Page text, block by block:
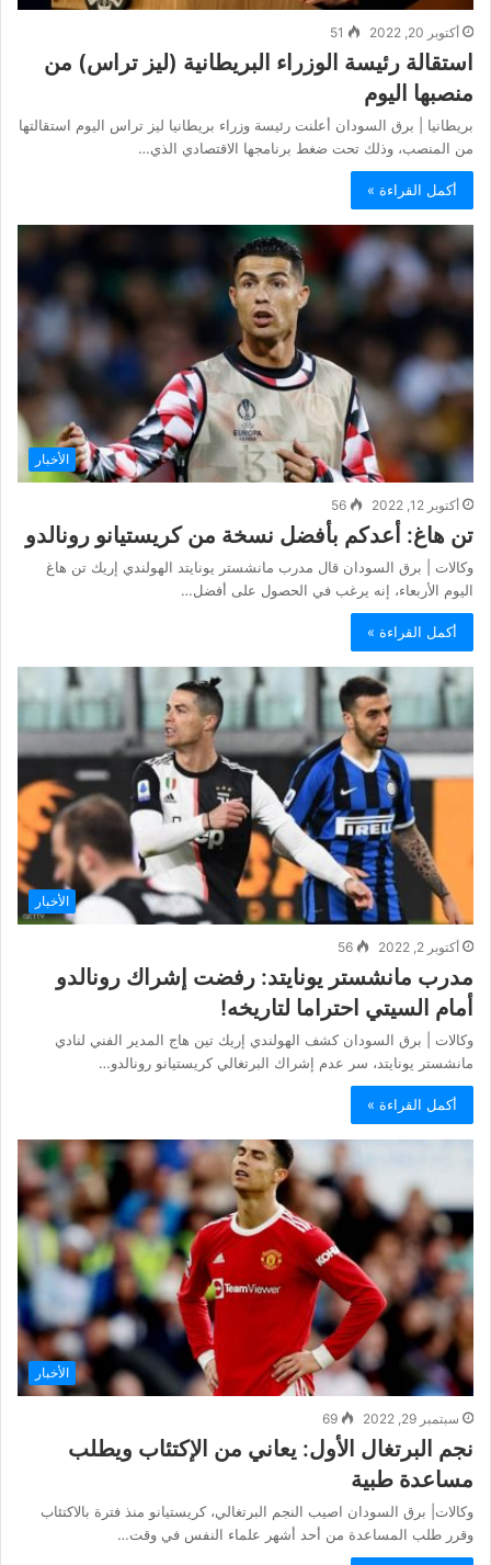
أكتوبر 20, 2022 51
استقالة رئيسة الوزراء البريطانية (ليز تراس) من
منصبها اليوم
بريطانيا | برق السودان أعلنت رئيسة وزراء بريطانيا ليز تراس اليوم استقالتها
من المنصب، وذلك تحت ضغط برنامجها الاقتصادي الذي…
أكمل القراءة »
الأخبار
أكتوبر 12, 2022 56
تن هاغ: أعدكم بأفضل نسخة من كريستيانو رونالدو
وكالات | برق السودان قال مدرب مانشستر يونايتد الهولندي إريك تن هاغ
اليوم الأربعاء، إنه يرغب في الحصول على أفضل…
أكمل القراءة »
الأخبار
أكتوبر 2, 2022 56
مدرب مانشستر يونايتد: رفضت إشراك رونالدو
أمام السيتي احتراما لتاريخه!
وكالات | برق السودان كشف الهولندي إريك تين هاج المدير الفني لنادي
مانشستر يونايتد، سر عدم إشراك البرتغالي كريستيانو رونالدو…
أكمل القراءة »
الأخبار
سبتمبر 29, 2022 69
نجم البرتغال الأول: يعاني من الإكتئاب ويطلب
مساعدة طبية
وكالات| برق السودان اصيب النجم البرتغالي، كريستيانو منذ فترة بالاكتئاب
وقرر طلب المساعدة من أحد أشهر علماء النفس في وقت…